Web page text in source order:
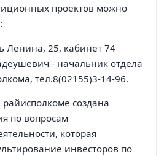
проектов можно
Ленина, 25, кабинет 74
- начальник отдела
тел.8(02155)3-14-96.
создана
по вопросам
которая
инвесторов по